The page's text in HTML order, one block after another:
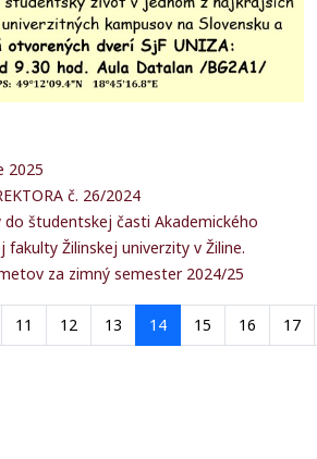
2025
č. 26/2024
študentskej časti Akademického
fakulty Žilinskej univerzity v Žiline.
za zimný semester 2024/25
11 12 13 14 15 16 17